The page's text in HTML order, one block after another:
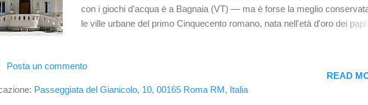
con i giochi d'acqua è a Bagnaia (VT) — ma è forse la meglio
le ville urbane del primo Cinquecento romano, nata nell'età d'oro dei papi
la pensò come residenza estiva fuori dal caos cittadino, costruendola
resti romani che la tradizione identificava con la casa del poeta Marziale.
Dopo la morte di Raffaello nel 1520, il progetto passò al suo allievo
Posta un commento
Passeggiata del Gianicolo, 10, 00165 Roma RM, Italia
READ